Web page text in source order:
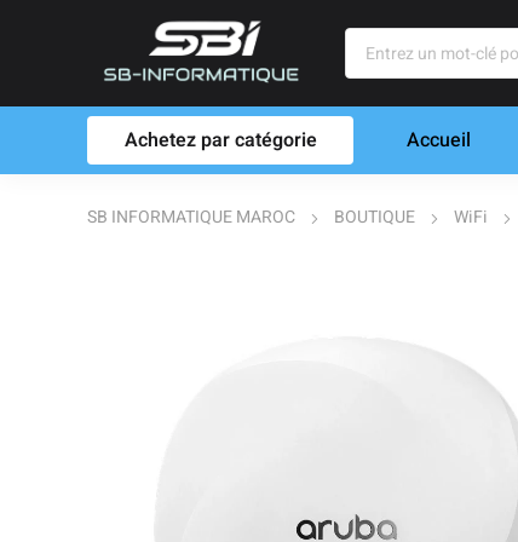
Achetez par catégorie Accueil
SB INFORMATIQUE MAROC BOUTIQUE WiFi